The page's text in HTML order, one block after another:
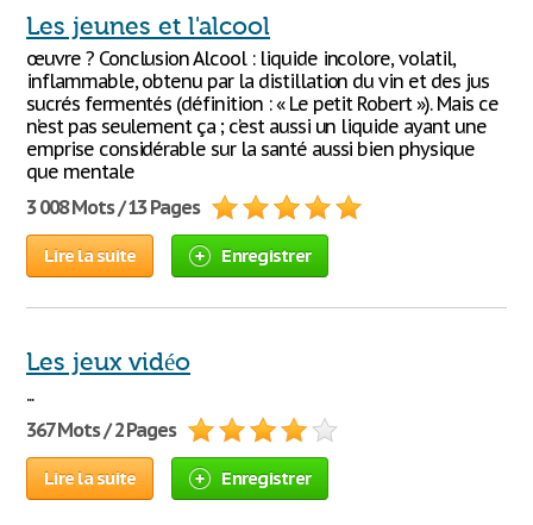
Les jeunes et l'alcool
œuvre ? Conclusion Alcool : liquide incolore, volatil,
inflammable, obtenu par la distillation du vin et des jus
sucrés fermentés (définition : « Le petit Robert »). Mais ce
n’est pas seulement ça ; c’est aussi un liquide ayant une
emprise considérable sur la santé aussi bien physique
que mentale
3 008 Mots / 13 Pages
Lire la suite Enregistrer
Les jeux vidéo
...
367 Mots / 2 Pages
Lire la suite Enregistrer